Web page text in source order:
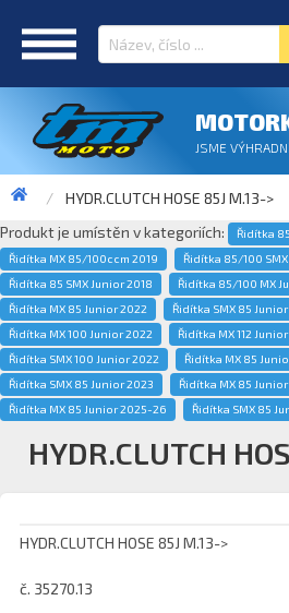
JSME
HYDR.CLUTCH HOSE 85J M.13->
Produkt je umístěn v kategoriích:
Řidítka
Řidítka MX 85/100ccm 2019
Řidítka 85/100
Řidítka 85 SMX Junior 2018
Řidítka 85/100 MX
Řidítka MX 85 Junior 2022
Řidítka SMX 85
Řidítka MX 100 Junior 2022
Řidítka MX 112
Řidítka SMX 100 Junior 2022
Řidítka MX 85
Řidítka SMX 85 Junior 2023
Řidítka MX 85
Řidítka MX 85 Junior 2025-26
Řidítka SMX 85
HYDR.CLUTCH
HYDR.CLUTCH HOSE 85J M.13->
č. 35270.13